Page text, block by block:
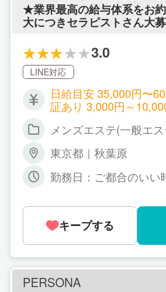
★業界最高の給与体系をお
大につきセラピストさん大
3.0
LINE対応
日給目安 35,000円〜
証あり 3,000円～
(30,000円) ★友達紹介
000円)
メンズエステ(一般エ
東京都｜秋葉原
勤務日：ご都合のいい
のご希望のお時間。
キープする
PERSONA